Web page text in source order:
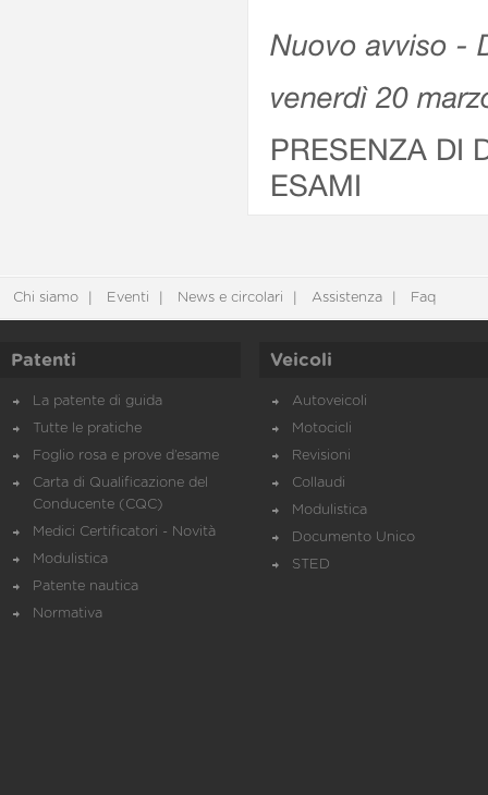
Nuovo avviso -
venerdì 20
PRESENZA DI
ESAMI
Chi siamo Eventi News e circolari Assistenza Faq
Patenti
La patente di guida
Tutte le pratiche
Foglio rosa e prove d’esame
Carta di Qualificazione del
Conducente (CQC)
Medici Certificatori - Novità
Modulistica
Patente nautica
Normativa
Veicoli
Autoveicoli
Motocicli
Revisioni
Collaudi
Modulistica
Documento Unico
STED